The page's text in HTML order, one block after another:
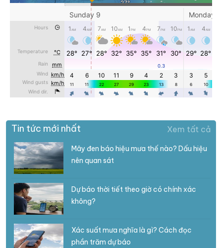
Tin tức mới nhất Xem tất cả
Mây đen báo hiệu mưa thế nào? Dấu hiệu
nên quan sát
Dự báo thời tiết theo giờ có chính xác
không?
Xác suất mưa nghĩa là gì? Cách đọc
phần trăm dự báo